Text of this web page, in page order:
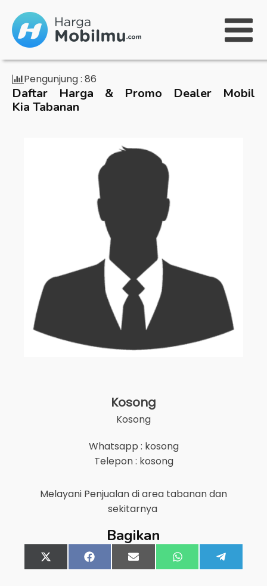
Pengunjung : 86
Daftar Harga & Promo Dealer Mobil
Kia Tabanan
Kosong
Kosong
Whatsapp : kosong
Telepon : kosong
Melayani Penjualan di area tabanandan
sekitarnya
Bagikan
Share
on
X
(Twitter)
Share
on
FacebookShare
on
Email Share
on
WhatsApp
on